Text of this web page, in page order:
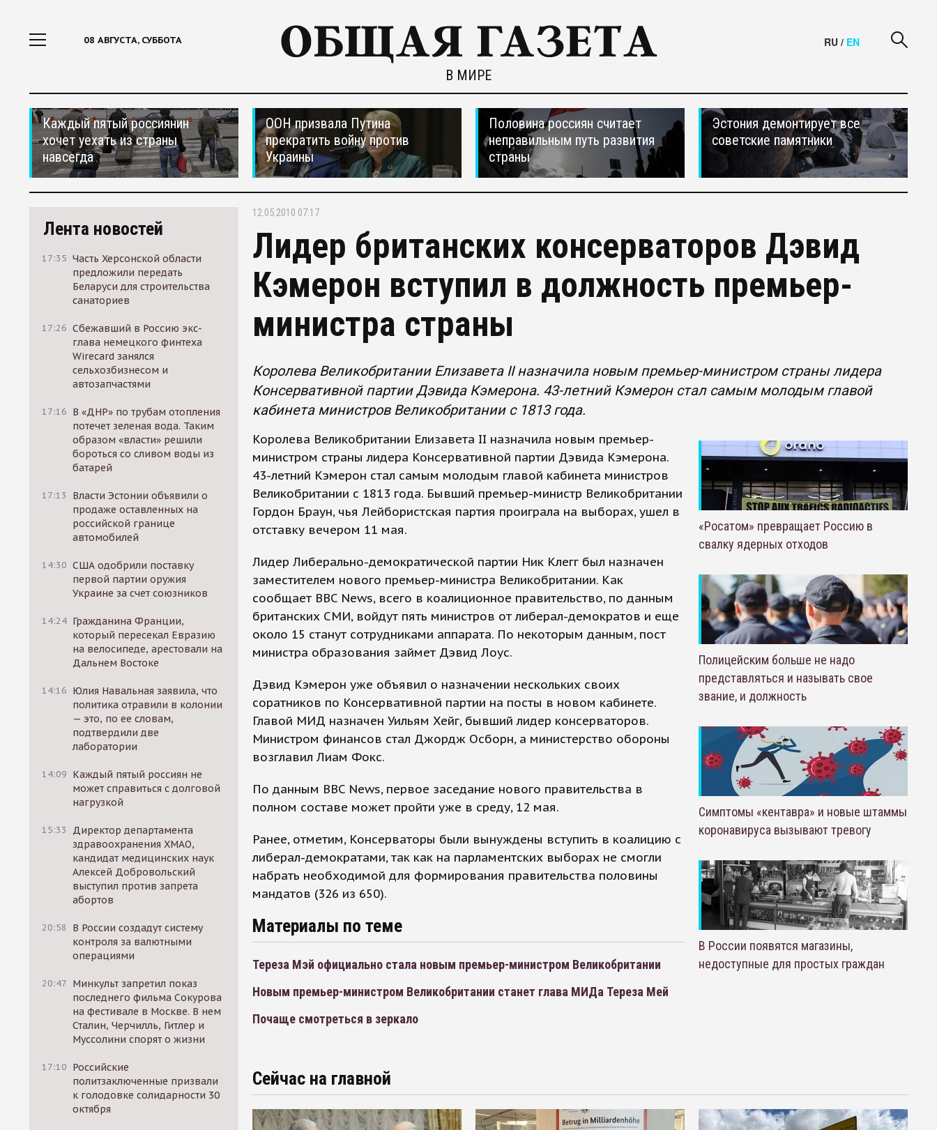
08 АВГУСТА, СУББОТА
В МИРЕ
RU / EN
Каждый пятый россиянин
хочет уехать из страны
навсегда
ООН призвала Путина
прекратить войну против
Украины
Половина россиян считает
неправильным путь развития
страны
Эстония демонтирует все
советские памятники
Лента новостей
17:35 Часть Херсонской области
предложили передать
Беларуси для строительства
санаториев
17:26 Сбежавший в Россию экс-
глава немецкого финтеха
Wirecard занялся
сельхозбизнесом и
автозапчастями
17:16 В «ДНР» по трубам отопления
потечет зеленая вода. Таким
образом «власти» решили
бороться со сливом воды из
батарей
17:13
Власти Эстонии объявили о
продаже оставленных на
российской границе
автомобилей
14:30 США одобрили поставку
первой партии оружия
Украине за счет союзников
14:24 Гражданина Франции,
который пересекал Евразию
на велосипеде, арестовали на
Дальнем Востоке
14:16 Юлия Навальная заявила, что
политика отравили в колонии
— это, по ее словам,
подтвердили две
лаборатории
14:09 Каждый пятый россиян не
может справиться с долговой
нагрузкой
15:33
Директор департамента
здравоохранения ХМАО,
кандидат медицинских наук
Алексей Добровольский
выступил против запрета
абортов
20:58
В России создадут систему
контроля за валютными
операциями
20:47 Минкульт запретил показ
последнего фильма Сокурова
на фестивале в Москве. В нем
Сталин, Черчилль, Гитлер и
Муссолини спорят о жизни
17:10 Российские
политзаключенные призвали
к голодовке солидарности 30
октября
12.05.2010 07:17
Лидер британских консерваторов Дэвид
Кэмерон вступил в должность премьер-
министра страны
Королева Великобритании Елизавета II назначила новым премьер-министром страны лидера
Консервативной партии Дэвида Кэмерона. 43-летний Кэмерон стал самым молодым главой
кабинета министров Великобритании с 1813 года.
Королева Великобритании Елизавета II назначила новым премьер-
министром страны лидера Консервативной партии Дэвида Кэмерона.
43-летний Кэмерон стал самым молодым главой кабинета министров
Великобритании с 1813 года. Бывший премьер-министр Великобритании
Гордон Браун, чья Лейбористская партия проиграла на выборах, ушел в
отставку вечером 11 мая.
Лидер Либерально-демократической партии Ник Клегг был назначен
заместителем нового премьер-министра Великобритании. Как
сообщает BBC News, всего в коалиционное правительство, по данным
британских СМИ, войдут пять министров от либерал-демократов и еще
около 15 станут сотрудниками аппарата. По некоторым данным, пост
министра образования займет Дэвид Лоус.
Дэвид Кэмерон уже объявил о назначении нескольких своих
соратников по Консервативной партии на посты в новом кабинете.
Главой МИД назначен Уильям Хейг, бывший лидер консерваторов.
Министром финансов стал Джордж Осборн, а министерство обороны
возглавил Лиам Фокс.
По данным BBC News, первое заседание нового правительства в
полном составе может пройти уже в среду, 12 мая.
Ранее, отметим, Консерваторы были вынуждены вступить в коалицию с
либерал-демократами, так как на парламентских выборах не смогли
набрать необходимой для формирования правительства половины
мандатов (326 из 650).
Материалы по теме
Тереза Мэй официально стала новым премьер-министром Великобритании
Новым премьер-министром Великобритании станет глава МИДа Тереза Мей
Почаще смотреться в зеркало
«Росатом» превращает Россию в
свалку ядерных отходов
Полицейским больше не надо
представляться и называть свое
звание, и должность
Симптомы «кентавра» и новые штаммы
коронавируса вызывают тревогу
В России появятся магазины,
недоступные для простых граждан
Сейчас на главной